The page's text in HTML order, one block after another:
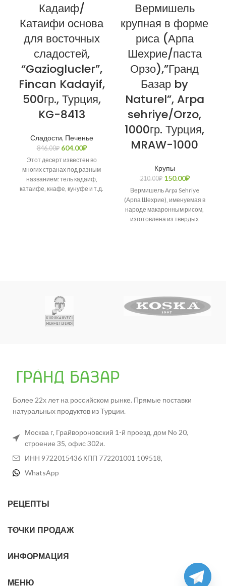
Кадаиф/
Катаифи основа
для восточных
сладостей,
“Gazioglucler”,
Fincan Kadayif,
500гр., Турция,
KG-8413
Сладости, Печенье
846.00₽ 604.00₽
Этот десерт известен во
многих странах под разным
названием: тель кадаиф,
катаифе, кнафе, кунуфе и т.д.
Вермишель
крупная в форме
риса (Арпа
Шехрие/паста
Орзо),”Гранд
Базар by
Naturel”, Arpa
sehriye/Orzo,
1000гр. Турция,
MRAW-1000
Крупы
210.00₽ 150.00₽
Вермишель Arpa Sehriye
(Арпа Шехрие), именуемая в
народе макаронным рисом,
изготовлена из твердых
Более 22х лет на российском рынке. Прямые поставки
натуральных продуктов из Турции.
Москва г, Грайвороновский 1-й проезд, дом No 20,
строение 35, офис 302и.
ИНН 9722015436 КПП 772201001 109518,
WhatsApp
РЕЦЕПТЫ
ТОЧКИ ПРОДАЖ
ИНФОРМАЦИЯ
МЕНЮ